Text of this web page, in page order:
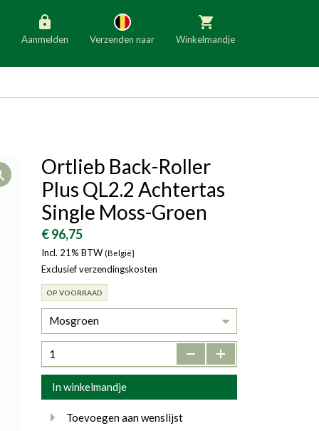
Aanmelden Verzenden naar
Slovenië Italië
Denemarken Finland
Bulgarije
Winkelmandje
Open
Ortlieb Back-Roller
Plus QL2.2 Achtertas
Single Moss-Groen
€ 96,75
Incl. 21% BTW (België}
Exclusief verzendingskosten
OP VOORRAAD
Mosgroen
- +
In winkelmandje
Toevoegen aan wenslijst